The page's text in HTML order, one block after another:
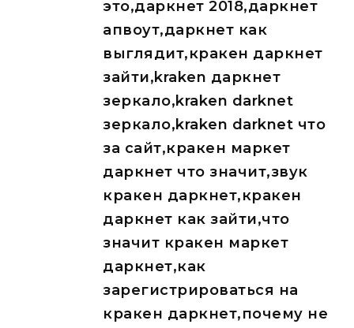
это,даркнет 2018,даркнет
апвоут,даркнет как
выглядит,кракен даркнет
зайти,kraken даркнет
зеркало,kraken darknet
зеркало,kraken darknet что
за сайт,кракен маркет
даркнет что значит,звук
кракен даркнет,кракен
даркнет как зайти,что
значит кракен маркет
даркнет,как
зарегистрироваться на
кракен даркнет,почему не